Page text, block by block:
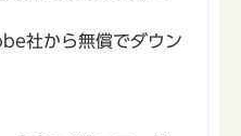
社から無償でダウン